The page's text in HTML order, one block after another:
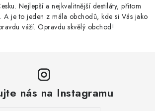
Nejlepší a nejkvalitnější destiláty, přitom
A je to jeden z mála obchodů, kde si Vás jako
váží. Opravdu skvělý obchod!
nás na Instagramu